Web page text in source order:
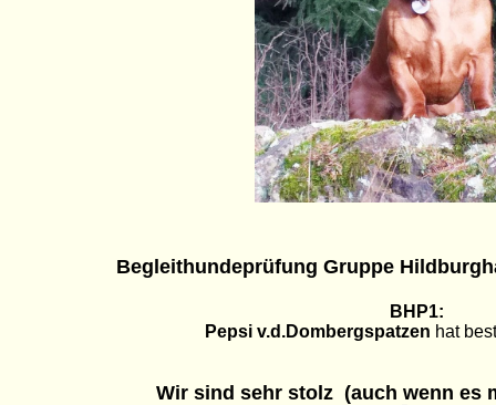
Begleithundeprüfung Gruppe
BHP1:
Pepsi v.d.Dombergspatzen hat
Wir sind sehr stolz (auch wenn es